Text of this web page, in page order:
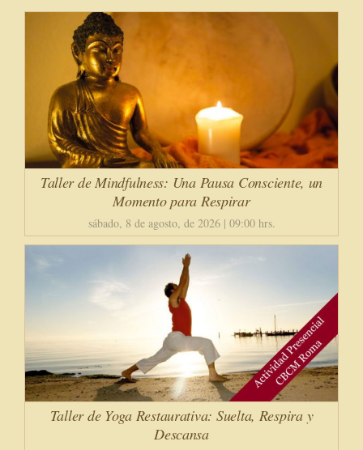
Taller de Mindfulness: Una Pausa Consciente, un
Momento para Respirar
sábado, 8 de agosto, de 2026 | 09:00 hrs.
Taller de Yoga Restaurativa: Suelta, Respira y
Descansa